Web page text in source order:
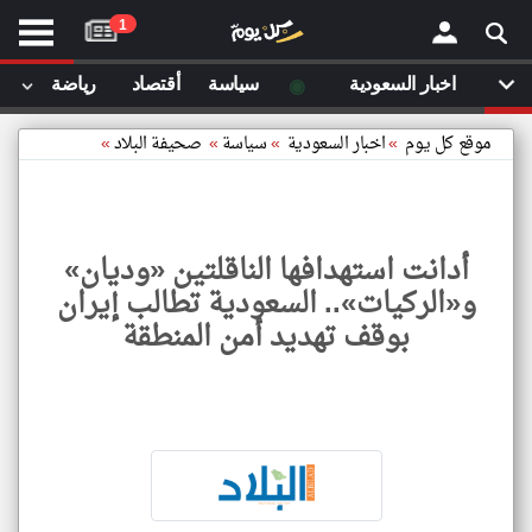
أخر أخبار الوطن العربي
من نحن
إتصل بنا
مصادر الأخبار
أقترح اضافة مصدر
×
موقع كل يوم »اخبار السعودية »سياسة» صحيفة البلاد»
أدانت استهدافها الناقلتين «وديان»
و«الركيات».. السعودية تطالب إيران
بوقف تهديد أمن المنطقة
1
اخبار السعودية ◉ سياسة أقتصاد رياضة
موقع
كل
يوم
مقالات قمت بزيارتها مؤخرا